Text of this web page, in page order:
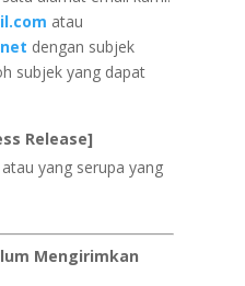
atau
dengan subjek
subjek yang dapat
Release]
atau yang serupa yang
Mengirimkan